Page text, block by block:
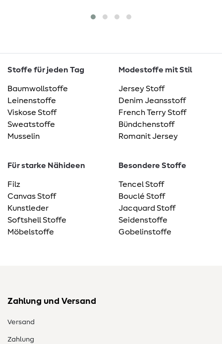
Stoffe für jeden Tag
Baumwollstoffe
Leinenstoffe
Viskose Stoff
Sweatstoffe
Musselin
Modestoffe mit Stil
Jersey Stoff
Denim Jeansstoff
French Terry Stoff
Bündchenstoff
Romanit Jersey
Für starke Nähideen
Filz
Canvas Stoff
Kunstleder
Softshell Stoffe
Möbelstoffe
Besondere Stoffe
Tencel Stoff
Bouclé Stoff
Jacquard Stoff
Seidenstoffe
Gobelinstoffe
Zahlung und Versand
Versand
Zahlung